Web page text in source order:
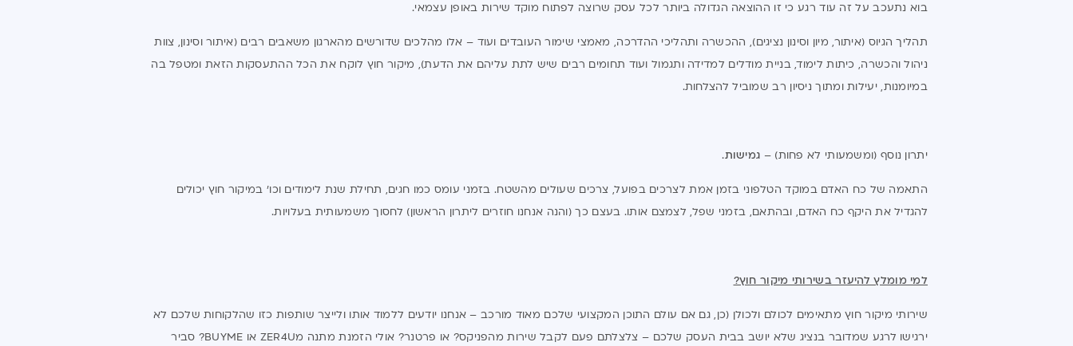
בוא נתעכב על זה עוד רגע כי זו ההוצאה הגדולה ביותר לכל עסק שרוצה לפתוח מוקד שירות באופן עצמאי.
תהליך הגיוס (איתור, מיון וסינון נציגים), ההכשרה ותהליכי ההדרכה, מאמצי שימור העובדים ועוד – אלו מהלכים שדורשים מהארגון משאבים רבים (איתור וסינון, צוות
ניהול והכשרה, כיתות לימוד, בניית מודלים למדידה ותגמול ועוד תחומים רבים שיש לתת עליהם את הדעת), מיקור חוץ לוקח את הכל ההתעסקות הזאת ומטפל בה
במיומנות, יעילות ומתוך ניסיון רב שמוביל להצלחות.
יתרון נוסף (ומשמעותי לא פחות) – גמישות.
התאמה של כח האדם במוקד הטלפוני בזמן אמת לצרכים בפועל, צרכים שעולים מהשטח. בזמני עומס כמו חגים, תחילת שנת לימודים וכו' במיקור חוץ יכולים
להגדיל את היקף כח האדם, ובהתאם, בזמני שפל, לצמצם אותו. בעצם כך (והנה אנחנו חוזרים ליתרון הראשון) לחסוך משמעותית בעלויות.
למי מומלץ להיעזר בשירותי מיקור חוץ?
שירותי מיקור חוץ מתאימים לכולם ולכולן (כן, גם אם עולם התוכן המקצועי שלכם מאוד מורכב – אנחנו יודעים ללמוד אותו ולייצר שותפות כזו שהלקוחות שלכם לא
ירגישו לרגע שמדובר בנציג שלא יושב בבית העסק שלכם – צלצלתם פעם לקבל שירות מהפניקס? או פרטנר? אולי הזמנת מתנה מZER4U או BUYME? סביר